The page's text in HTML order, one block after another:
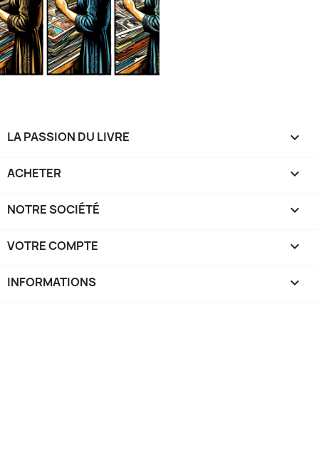
LA PASSION DU LIVRE 
ACHETER 
NOTRE SOCIÉTÉ 
VOTRE COMPTE 
INFORMATIONS keyboard_arrow_down